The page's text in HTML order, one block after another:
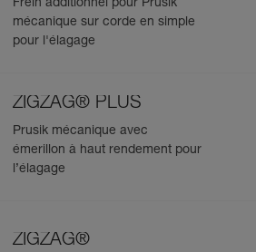
Frein additionnel pour Prusik
mécanique sur corde en simple
pour l'élagage
ZIGZAG® PLUS
Prusik mécanique avec
émerillon à haut rendement pour
l’élagage
ZIGZAG®